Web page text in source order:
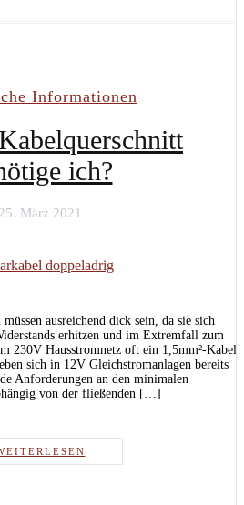
Informationen
ich?
25. März 2021
ausreichend dick sein, da sie sich
erhitzen und im Extremfall zum
230V Hausstromnetz oft ein 1,5mm²-Kabel
sich in 12V Gleichstromanlagen bereits
Anforderungen an den minimalen
von der fließenden […]